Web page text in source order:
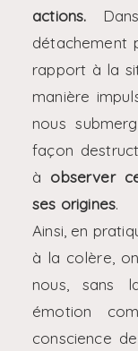
actions.
détachement
rapport à la
manière
nous
façon
à observer
ses origines.
Ainsi, en
à la colère,
nous, sans
émotion
conscience